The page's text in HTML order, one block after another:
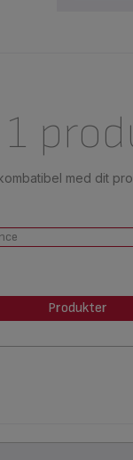
med dit
Produkter